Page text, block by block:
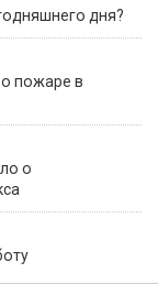
дня?
пожаре в
о